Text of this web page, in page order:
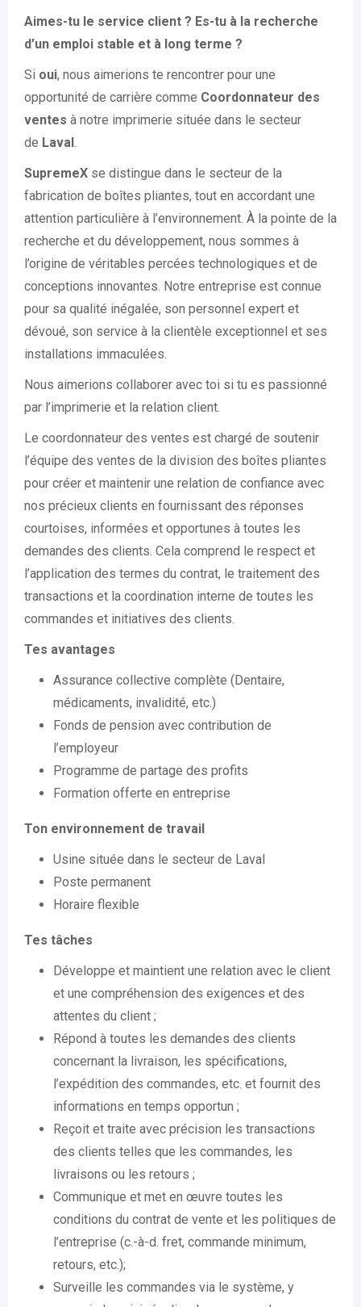
Aimes-tu le service client ? Es-tu à la recherche
d’un emploi stable et à long terme ?
Si oui, nous aimerions te rencontrer pour une
opportunité de carrière comme Coordonnateur des
ventes à notre imprimerie située dans le secteur
de Laval.
SupremeX se distingue dans le secteur de la
fabrication de boîtes pliantes, tout en accordant une
attention particulière à l’environnement. À la pointe de la
recherche et du développement, nous sommes à
l’origine de véritables percées technologiques et de
conceptions innovantes. Notre entreprise est connue
pour sa qualité inégalée, son personnel expert et
dévoué, son service à la clientèle exceptionnel et ses
installations immaculées.
Nous aimerions collaborer avec toi si tu es passionné
par l’imprimerie et la relation client.
Le coordonnateur des ventes est chargé de soutenir
l’équipe des ventes de la division des boîtes pliantes
pour créer et maintenir une relation de confiance avec
nos précieux clients en fournissant des réponses
courtoises, informées et opportunes à toutes les
demandes des clients. Cela comprend le respect et
l’application des termes du contrat, le traitement des
transactions et la coordination interne de toutes les
commandes et initiatives des clients.
Tes avantages
Assurance collective complète (Dentaire,
médicaments, invalidité, etc.)
Fonds de pension avec contribution de
l’employeur
Programme de partage des profits
Formation offerte en entreprise
Ton environnement de travail
Usine située dans le secteur de Laval
Poste permanent
Horaire flexible
Tes tâches
Développe et maintient une relation avec le client
et une compréhension des exigences et des
attentes du client ;
Répond à toutes les demandes des clients
concernant la livraison, les spécifications,
l’expédition des commandes, etc. et fournit des
informations en temps opportun ;
Reçoit et traite avec précision les transactions
des clients telles que les commandes, les
livraisons ou les retours ;
Communique et met en œuvre toutes les
conditions du contrat de vente et les politiques de
l’entreprise (c.-à-d. fret, commande minimum,
retours, etc.);
Surveille les commandes via le système, y